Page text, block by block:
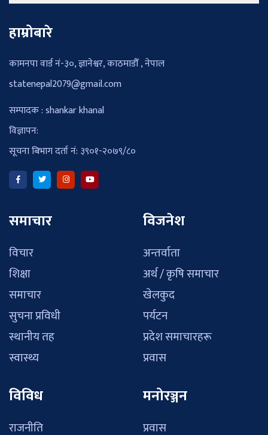
हाम्रोबारे
कामनपा वार्ड नं-३०, ज्ञानेश्वर, काठमाडौँ , नेपाल
statenepal2079@gmail.com
सम्पादक : shankar khanal
विज्ञापन:
सूचना बिभाग दर्ता नं: ३९०१-२०७९/८०
समाचार
विचार
शिक्षा
समाचार
सुचना प्रविधी
स्थानीय तह
स्वास्थ्य
विजनेश
अन्तर्वाता
अर्थ / कृषि समाचार
खेलकुद
पर्यटन
प्रदेश समाचारहरू
प्रवास
विविध
राजनीति
मनोरञ्जन
प्रवास